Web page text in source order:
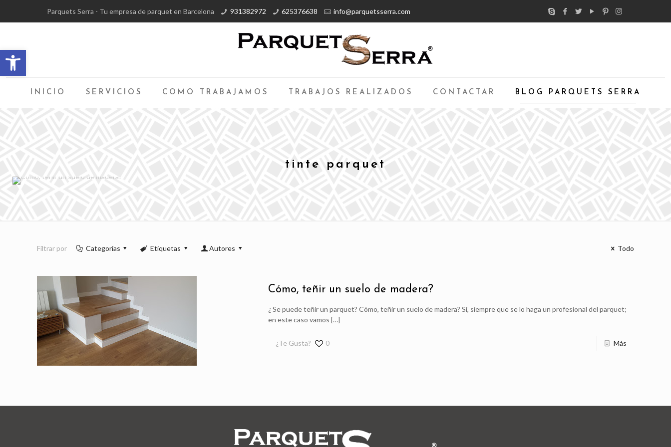
Abrir barra de herramientas
Parquets Serra - Tu empresa de parquet en Barcelona 931382972 625376638 info@parquetsserra.com
INICIO SERVICIOS COMO TRABAJAMOS TRABAJOS REALIZADOS CONTACTAR BLOG PARQUETS SERRA
tinte parquet
Filtrar por Categorías Etiquetas Autores Todo
Cómo, teñir un suelo de madera?
¿ Se puede teñir un parquet? Cómo, teñir un suelo de madera? Sí, siempre que se lo haga un profesional del parquet;
en este caso vamos […]
¿Te Gusta? 0 Más